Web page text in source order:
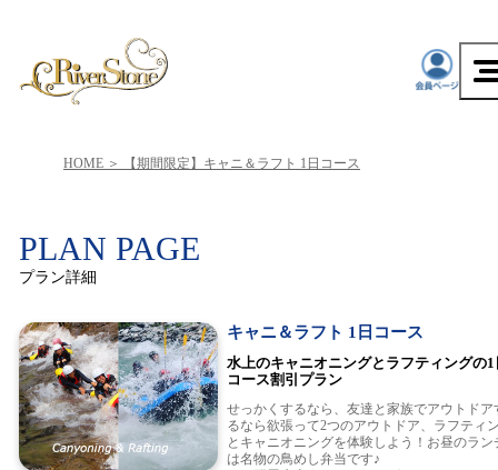
HOME 【期間限定】キャニ＆ラフト 1日コース
PLAN PAGE
プラン詳細
キャニ＆ラフト 1日コース
水上のキャニオニングとラフティングの1
コース割引プラン
せっかくするなら、友達と家族でアウトドア
るなら欲張って2つのアウトドア、ラフティ
とキャニオニングを体験しよう！お昼のラン
は名物の鳥めし弁当です♪